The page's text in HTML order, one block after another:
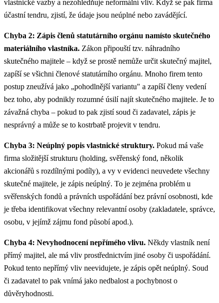
vlastnické vazby a nezohledňuje neformální vliv. Když se pak firma
účastní tendru, zjistí, že údaje jsou neúplné nebo zavádějící.
Chyba 2: Zápis členů statutárního orgánu namísto skutečného
materiálního vlastníka. Zákon připouští tzv. náhradního
skutečného majitele – když se prostě nemůže určit skutečný majitel,
zapíší se všichni členové statutárního orgánu. Mnoho firem tento
postup zneužívá jako „pohodlnější variantu" a zapíší členy vedení
bez toho, aby podnikly rozumné úsilí najít skutečného majitele. Je to
závažná chyba – pokud to pak zjistí soud či zadavatel, zápis je
nesprávný a může se to kostrbatě projevit v tendru.
Chyba 3: Neúplný popis vlastnické struktury. Pokud má vaše
firma složitější strukturu (holding, svěřenský fond, několik
akcionářů s rozdílnými podíly), a vy v evidenci neuvedete všechny
skutečné majitele, je zápis neúplný. To je zejména problém u
svěřenských fondů a právních uspořádání bez právní osobnosti, kde
je třeba identifikovat všechny relevantní osoby (zakladatele, správce,
osobu, v jejímž zájmu fond působí apod.).
Chyba 4: Nevyhodnocení nepřímého vlivu. Někdy vlastník není
přímý majitel, ale má vliv prostřednictvím jiné osoby či uspořádání.
Pokud tento nepřímý vliv neevidujete, je zápis opět neúplný. Soud
či zadavatel to pak vnímá jako nedbalost a pochybnost o
důvěryhodnosti.